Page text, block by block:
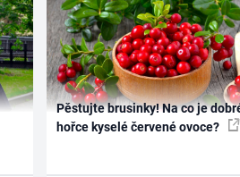
Pěstujte brusinky! Na co je
hořce kyselé červené ovoce?